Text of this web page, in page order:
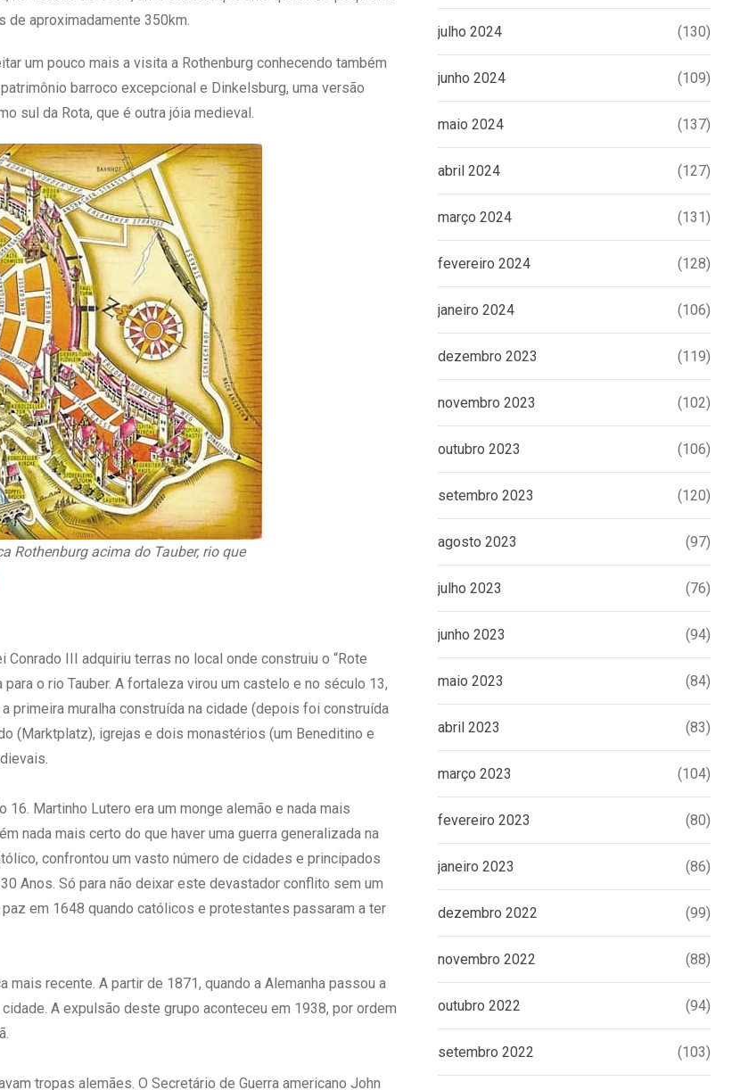
de aproximadamente 350km.
um pouco mais a visita a Rothenburg conhecendo também
barroco excepcional e Dinkelsburg, uma versão
sul da Rota, que é outra jóia medieval.
Rothenburg acima do Tauber, rio que
III adquiriu terras no local onde construiu o “Rote
o rio Tauber. A fortaleza virou um castelo e no século 13,
primeira muralha construída na cidade (depois foi construída
(Marktplatz), igrejas e dois monastérios (um Beneditino e
Martinho Lutero era um monge alemão e nada mais
nada mais certo do que haver uma guerra generalizada na
confrontou um vasto número de cidades e principados
Anos. Só para não deixar este devastador conflito sem um
em 1648 quando católicos e protestantes passaram a ter
mais recente. A partir de 1871, quando a Alemanha passou a
A expulsão deste grupo aconteceu em 1938, por ordem
tropas alemães. O Secretário de Guerra americano John
julho 2024 (130)
junho 2024 (109)
maio 2024 (137)
abril 2024 (127)
março 2024 (131)
fevereiro 2024 (128)
janeiro 2024 (106)
dezembro 2023 (119)
novembro 2023 (102)
outubro 2023 (106)
setembro 2023 (120)
agosto 2023 (97)
julho 2023 (76)
junho 2023 (94)
maio 2023 (84)
abril 2023 (83)
março 2023 (104)
fevereiro 2023 (80)
janeiro 2023 (86)
dezembro 2022 (99)
novembro 2022 (88)
outubro 2022 (94)
setembro 2022 (103)